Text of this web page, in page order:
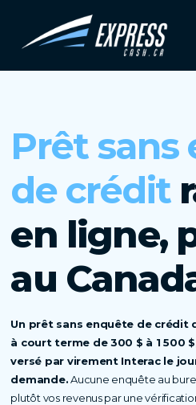
Prêt sans
de crédit
en ligne,
au
Un prêt sans enquête de crédit
à court terme de 300 $ à 1 500
versé par virement Interac le
demande.Aucune enquête au
plutôt vos revenus par une